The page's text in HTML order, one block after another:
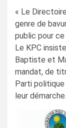
« Le
genre de
public pour
Le KPC
Baptiste et
mandat, de
Parti
leur démarche.